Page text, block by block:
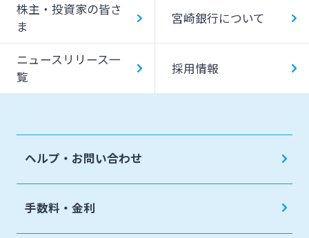
株主・投資家の皆さ
ま
宮崎銀行について
ニュースリリース一
覧
採用情報
ヘルプ・お問い合わせ
手数料・金利